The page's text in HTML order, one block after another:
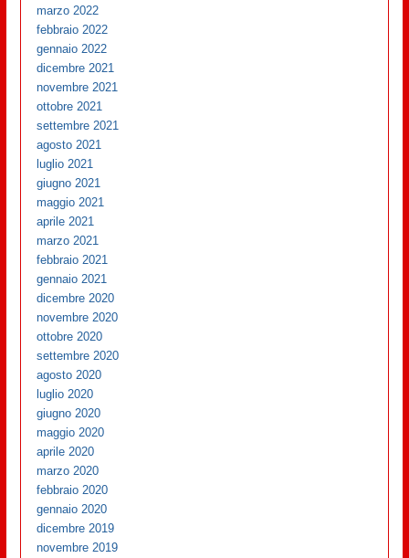
marzo 2022
febbraio 2022
gennaio 2022
dicembre 2021
novembre 2021
ottobre 2021
settembre 2021
agosto 2021
luglio 2021
giugno 2021
maggio 2021
aprile 2021
marzo 2021
febbraio 2021
gennaio 2021
dicembre 2020
novembre 2020
ottobre 2020
settembre 2020
agosto 2020
luglio 2020
giugno 2020
maggio 2020
aprile 2020
marzo 2020
febbraio 2020
gennaio 2020
dicembre 2019
novembre 2019